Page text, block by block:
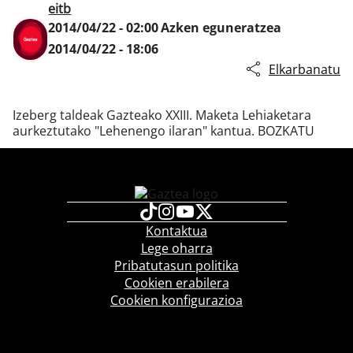
eitb
2014/04/22 - 02:00Azken eguneratzea
2014/04/22 - 18:06
Elkarbanatu
Izeberg taldeak Gazteako XXIII. Maketa Lehiaketara
aurkeztutako "Lehenengo ilaran" kantua. BOZKATU
Kontaktua
Lege oharra
Pribatutasun politika
Cookien erabilera
Cookien konfigurazioa